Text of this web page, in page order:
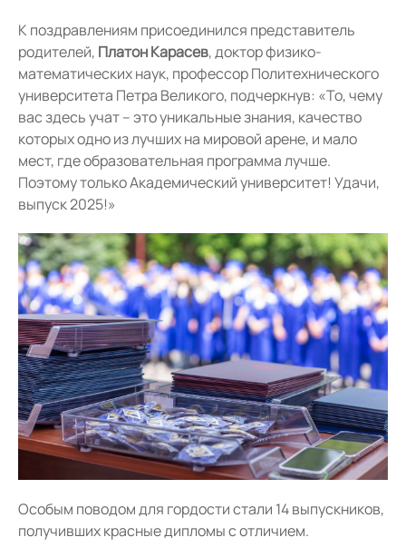
К поздравлениям присоединился представитель
родителей, Платон Карасев, доктор физико-
математических наук, профессор Политехнического
университета Петра Великого, подчеркнув: «То, чему
вас здесь учат – это уникальные знания, качество
которых одно из лучших на мировой арене, и мало
мест, где образовательная программа лучше.
Поэтому только Академический университет! Удачи,
выпуск 2025!»
Особым поводом для гордости стали 14 выпускников,
получивших красные дипломы с отличием.